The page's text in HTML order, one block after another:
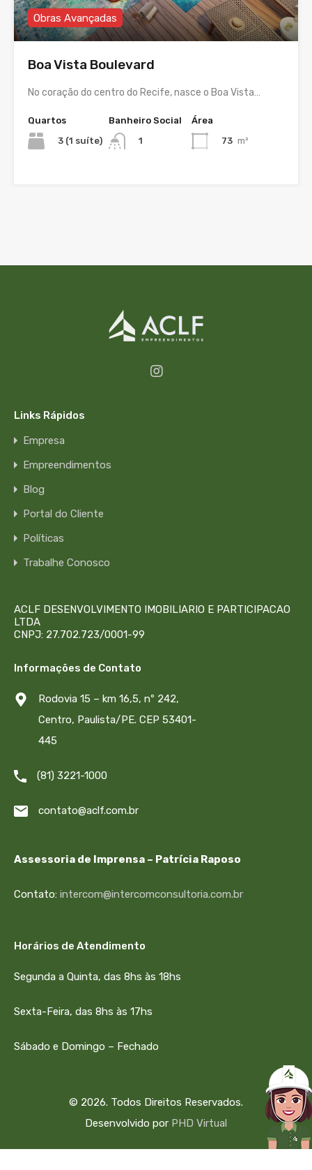
Obras Avançadas
Boa Vista Boulevard
No coração do centro do Recife, nasce o Boa Vista…
Quartos
3 (1 suíte)
Banheiro Social
1
Área
73 m²
Links Rápidos
Empresa
Empreendimentos
Blog
Portal do Cliente
Políticas
Trabalhe Conosco
ACLF DESENVOLVIMENTO IMOBILIARIO E PARTICIPACAO
LTDA
CNPJ: 27.702.723/0001-99
Informações de Contato
Rodovia 15 – km 16,5, nº 242,
Centro, Paulista/PE. CEP 53401-
445
(81) 3221-1000
contato@aclf.com.br
Assessoria de Imprensa – Patrícia Raposo
Contato: intercom@intercomconsultoria.com.br
Horários de Atendimento
Segunda a Quinta, das 8hs às 18hs
Sexta-Feira, das 8hs às 17hs
Sábado e Domingo – Fechado
© 2026. Todos Direitos Reservados.
Desenvolvido por PHD Virtual